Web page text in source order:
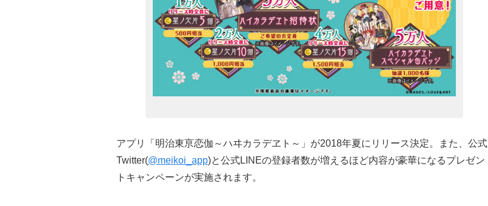
アプリ「明治東亰恋伽～ハヰカラデヱト～」が2018年夏にリリース決定。また、公式
Twitter(@meikoi_app)と公式LINEの登録者数が増えるほど内容が豪華になるプレゼン
トキャンペーンが実施されます。